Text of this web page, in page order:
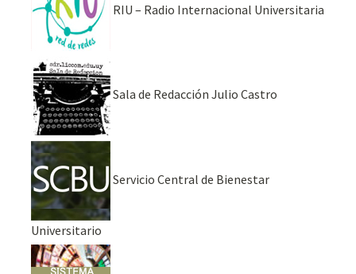
RIU – Radio Internacional Universitaria
Sala de Redacción Julio Castro
Servicio Central de Bienestar
Universitario